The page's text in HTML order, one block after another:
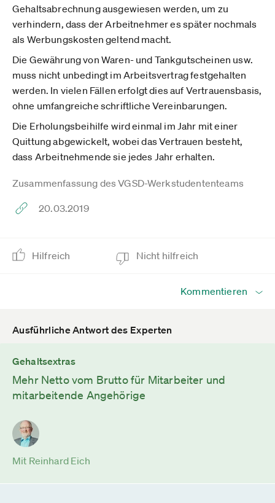
Gehaltsabrechnung ausgewiesen werden, um zu
verhindern, dass der Arbeitnehmer es später nochmals
als Werbungskosten geltend macht.
Die Gewährung von Waren- und Tankgutscheinen usw.
muss nicht unbedingt im Arbeitsvertrag festgehalten
werden. In vielen Fällen erfolgt dies auf Vertrauensbasis,
ohne umfangreiche schriftliche Vereinbarungen.
Die Erholungsbeihilfe wird einmal im Jahr mit einer
Quittung abgewickelt, wobei das Vertrauen besteht,
dass Arbeitnehmende sie jedes Jahr erhalten.
Zusammenfassung des VGSD-Werkstudententeams
20.03.2019
Hilfreich Nicht hilfreich
Kommentieren
Ausführliche Antwort des Experten
Gehaltsextras
Mehr Netto vom Brutto für Mitarbeiter und
mitarbeitende Angehörige
Mit Reinhard Eich